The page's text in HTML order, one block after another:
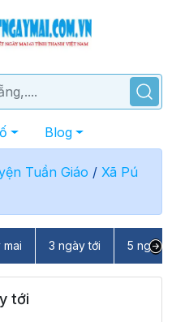
Blog
Tuần Giáo / Xã Pú
mai 3 ngày tới 5 ngày
tới